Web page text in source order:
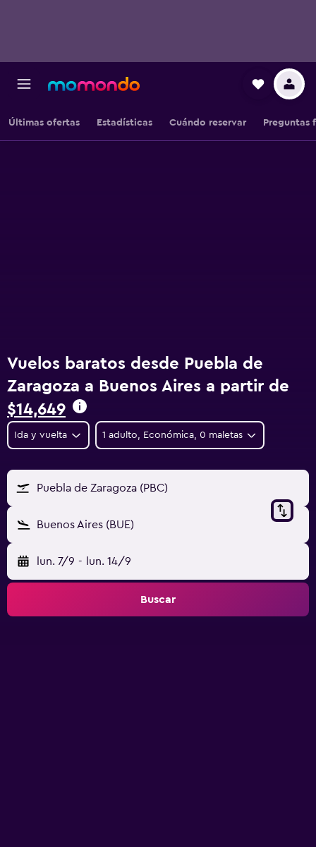
Últimas ofertas Estadísticas Cuándo reservar Preguntas
Vuelos baratos desde Puebla de
Zaragoza a Buenos Aires a partir de
$14,649
Ida y vuelta 1 adulto, Económica, 0 maletas
Puebla de Zaragoza (PBC)
Buenos Aires (BUE)
lun. 7/9 - lun. 14/9
Buscar